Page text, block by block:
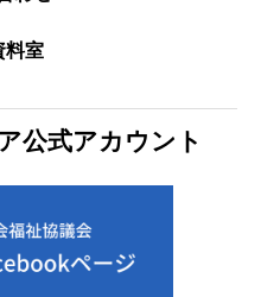
料室
公式アカウント